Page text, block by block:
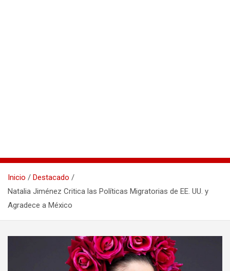
Inicio
Destacado
Natalia Jiménez Critica las Políticas Migratorias de EE. UU. y
Agradece a México